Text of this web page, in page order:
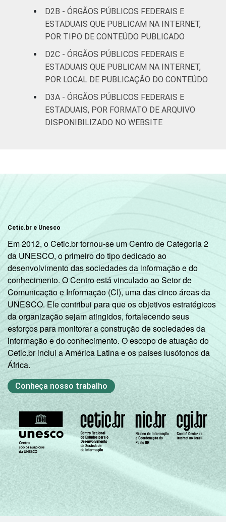
D2B - ÓRGÃOS PÚBLICOS FEDERAIS E
ESTADUAIS QUE PUBLICAM NA INTERNET,
POR TIPO DE CONTEÚDO PUBLICADO
D2C - ÓRGÃOS PÚBLICOS FEDERAIS E
ESTADUAIS QUE PUBLICAM NA INTERNET,
POR LOCAL DE PUBLICAÇÃO DO CONTEÚDO
D3A - ÓRGÃOS PÚBLICOS FEDERAIS E
ESTADUAIS, POR FORMATO DE ARQUIVO
DISPONIBILIZADO NO WEBSITE
Cetic.br e Unesco
Em 2012, o Cetic.br tornou-se um Centro de Categoria 2
da UNESCO, o primeiro do tipo dedicado ao
desenvolvimento das sociedades da informação e do
conhecimento. O Centro está vinculado ao Setor de
Comunicação e Informação (CI), uma das cinco áreas da
UNESCO. Ele contribui para que os objetivos estratégicos
da organização sejam atingidos, fortalecendo seus
esforços para monitorar a construção de sociedades da
informação e do conhecimento. O escopo de atuação do
Cetic.br inclui a América Latina e os países lusófonos da
África.
Conheça nosso trabalho